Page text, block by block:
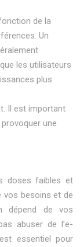
de la
Un
les utilisateurs
plus
Il est important
une
doses faibles et
vos besoins et de
dépend de vos
abuser de l’e-
essentiel pour